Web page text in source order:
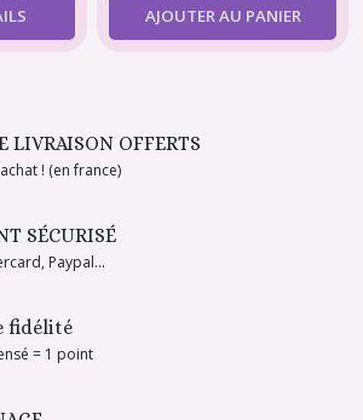
AJOUTER AU PANIER
LIVRAISON OFFERTS
! (en france)
SÉCURISÉ
Paypal...
fidélité
= 1 point